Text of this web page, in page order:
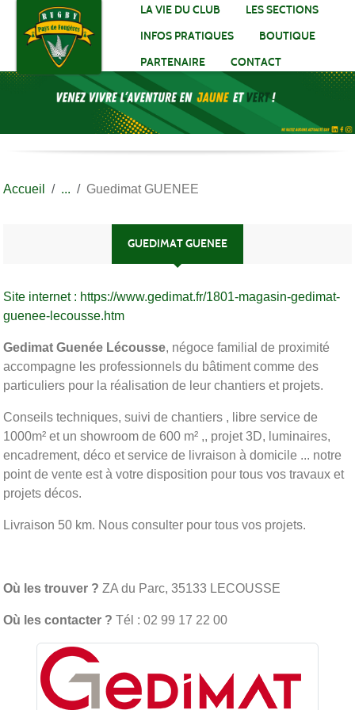
LA VIE DU CLUB
LES SECTIONS
INFOS PRATIQUES
BOUTIQUE
PARTENAIRE
CONTACT
Accueil Guedimat GUENEE
GUEDIMAT GUENEE
Site internet : https://www.gedimat.fr/1801-magasin-gedimat-
guenee-lecousse.htm
Gedimat Guenée Lécousse, négoce familial de proximité
accompagne les professionnels du bâtiment comme des
particuliers pour la réalisation de leur chantiers et projets.
Conseils techniques, suivi de chantiers , libre service de
1000m² et un showroom de 600 m² ,, projet 3D, luminaires,
encadrement, déco et service de livraison à domicile ... notre
point de vente est à votre disposition pour tous vos travaux et
projets décos.
Livraison 50 km. Nous consulter pour tous vos projets.
Où les trouver ? ZA du Parc, 35133 LECOUSSE
Où les contacter ? Tél : 02 99 17 22 00
Panneau de gestion des cookies